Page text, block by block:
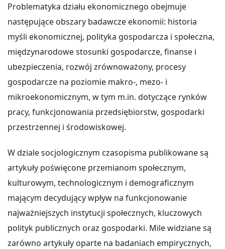
Problematyka działu ekonomicznego obejmuje
następujące obszary badawcze ekonomii: historia
myśli ekonomicznej, polityka gospodarcza i społeczna,
międzynarodowe stosunki gospodarcze, finanse i
ubezpieczenia, rozwój zrównoważony, procesy
gospodarcze na poziomie makro-, mezo- i
mikroekonomicznym, w tym m.in. dotyczące rynków
pracy, funkcjonowania przedsiębiorstw, gospodarki
przestrzennej i środowiskowej.
W dziale socjologicznym czasopisma publikowane są
artykuły poświęcone przemianom społecznym,
kulturowym, technologicznym i demograficznym
mającym decydujący wpływ na funkcjonowanie
najważniejszych instytucji społecznych, kluczowych
polityk publicznych oraz gospodarki. Mile widziane są
zarówno artykuły oparte na badaniach empirycznych,